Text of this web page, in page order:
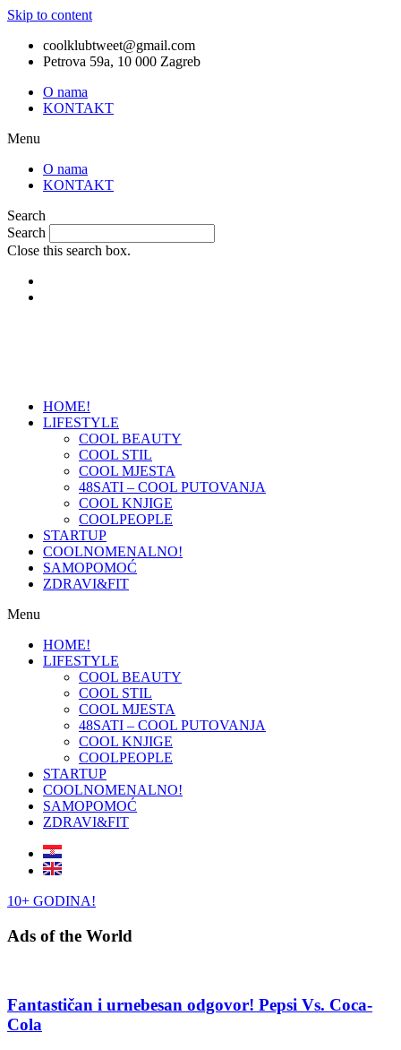
Skip to content
coolklubtweet@gmail.com
Petrova 59a, 10 000 Zagreb
O nama
KONTAKT
Menu
O nama
KONTAKT
Search
Search
Close this search box.
HOME!
LIFESTYLE
COOL BEAUTY
COOL STIL
COOL MJESTA
48SATI – COOL PUTOVANJA
COOL KNJIGE
COOLPEOPLE
STARTUP
COOLNOMENALNO!
SAMOPOMOĆ
ZDRAVI&FIT
Menu
HOME!
LIFESTYLE
COOL BEAUTY
COOL STIL
COOL MJESTA
48SATI – COOL PUTOVANJA
COOL KNJIGE
COOLPEOPLE
STARTUP
COOLNOMENALNO!
SAMOPOMOĆ
ZDRAVI&FIT
10+ GODINA!
Ads of the World
Fantastičan i urnebesan odgovor! Pepsi Vs. Coca-
Cola